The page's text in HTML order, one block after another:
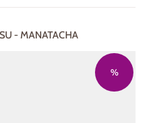
- MANATACHA
%